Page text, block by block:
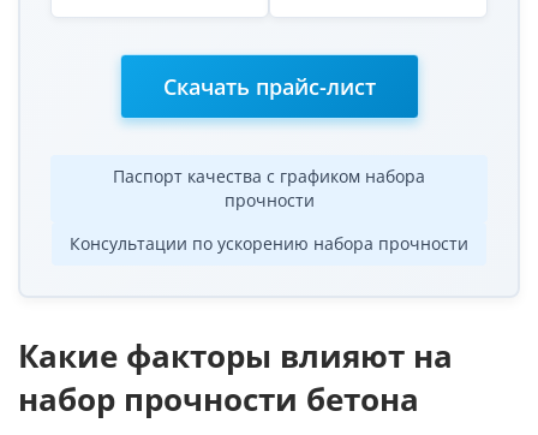
Скачать прайс-лист
Паспорт качества с графиком набора
прочности
Консультации по ускорению набора прочности
Какие факторы влияют на
набор прочности бетона